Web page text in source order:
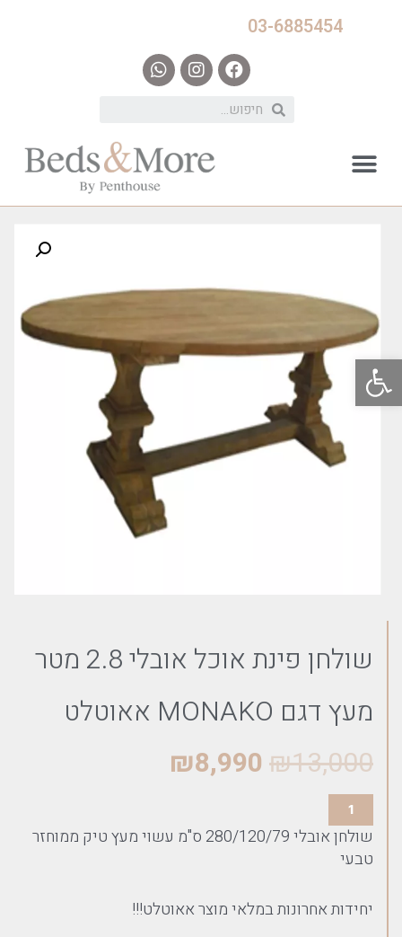
פתח סרגל נגישות
03-6885454
שולחן פינת אוכל אובלי 2.8 מטר
מעץ דגם MONAKO אאוטלט
₪13,000
₪8,990
שולחן אובלי 280/120/79 ס"מ עשוי מעץ טיק ממוחזר
טבעי
יחידות אחרונות במלאי מוצר אאוטלט!!!